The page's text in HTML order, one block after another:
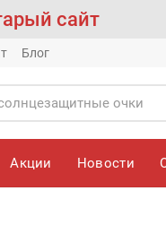
сайт
Блог
Акции Новости